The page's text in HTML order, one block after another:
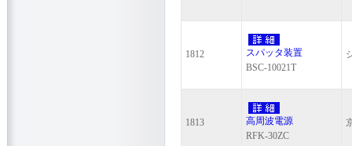
1812
スパッタ装置
BSC-10021T
1813
高周波電源
RFK-30ZC